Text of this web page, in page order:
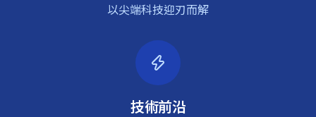
以尖端科技迎刃而解
技術前沿